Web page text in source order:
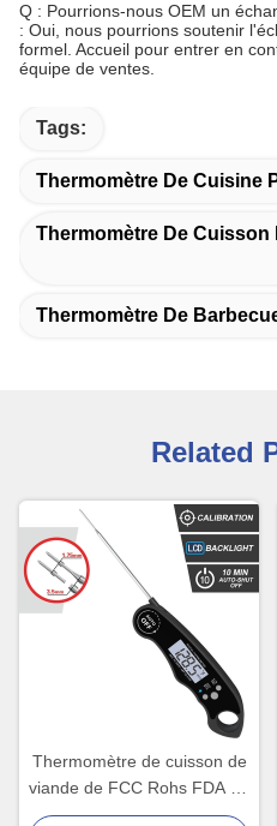
Q : Pourrions-nous OEM un
: Oui, nous pourrions soutenir
formel. Accueil pour entrer en
équipe de ventes.
Tags:
Thermomètre De Cuisine
Thermomètre De
Thermomètre De
Related
Thermomètre de cuisson de
viande de FCC Rohs FDA de
la CE pour la cuisine grillant